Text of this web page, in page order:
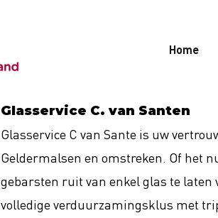
Home
Glasservice C. van Santen
Glasservice C van Sante is uw
Geldermalsen en omstreken. Of het
gebarsten ruit van enkel glas te laten
volledige verduurzamingsklus met